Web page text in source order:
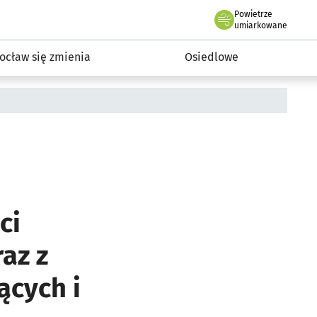
- miejskie inwestycje 2019-2032
Powietrze
we Wrocławiu
umiarkowane
się zmienia Osiedlowe
z
i